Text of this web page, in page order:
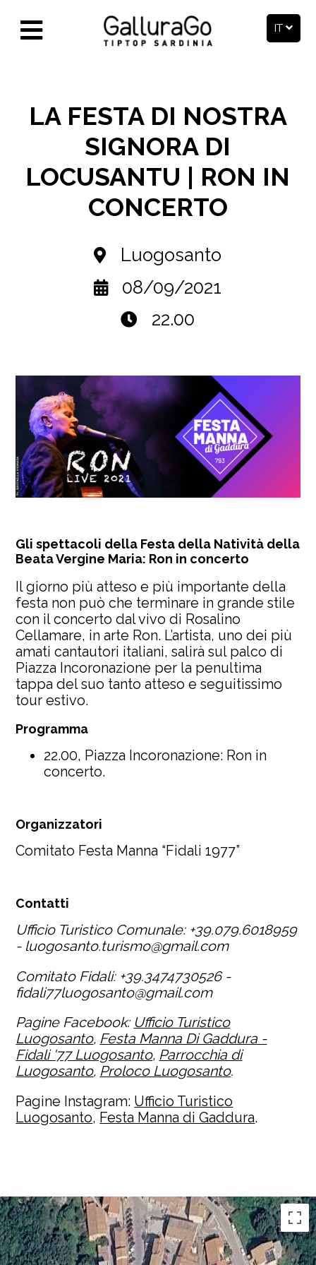
IT
LA FESTA DI NOSTRA
SIGNORA DI
LOCUSANTU | RON IN
CONCERTO
Luogosanto
08/09/2021
22.00
Gli spettacoli della Festa della Natività della
Beata Vergine Maria: Ron in concerto
Il giorno più atteso e più importante della
festa non può che terminare in grande stile
con il concerto dal vivo di Rosalino
Cellamare, in arte Ron. L’artista, uno dei più
amati cantautori italiani, salirà sul palco di
Piazza Incoronazione per la penultima
tappa del suo tanto atteso e seguitissimo
tour estivo.
Programma
22.00, Piazza Incoronazione: Ron in
concerto.
Organizzatori
Comitato Festa Manna “Fidali 1977”
Contatti
Ufficio Turistico Comunale: +39.079.6018959
- luogosanto.turismo@gmail.com
Comitato Fidali: +39.3474730526 -
fidali77luogosanto@gmail.com
Pagine Facebook: Ufficio Turistico
Luogosanto, Festa Manna Di Gaddura -
Fidali '77 Luogosanto, Parrocchia di
Luogosanto, Proloco Luogosanto.
Pagine Instagram: Ufficio Turistico
Luogosanto, Festa Manna di Gaddura.